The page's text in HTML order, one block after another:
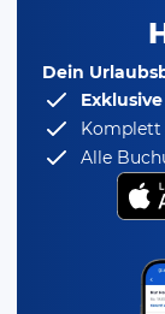
Dein
Komplett
Alle